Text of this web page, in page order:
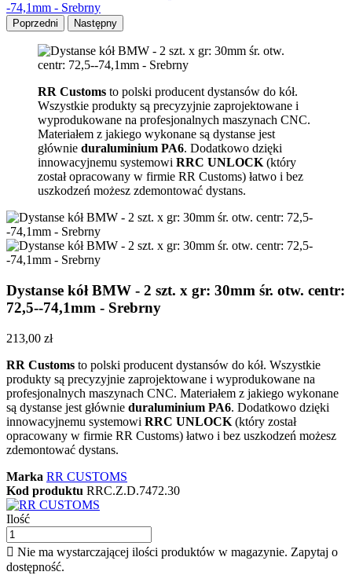
Poprzedni Następny
RR Customs to polski producent dystansów do kół.
Wszystkie produkty są precyzyjnie zaprojektowane i
wyprodukowane na profesjonalnych maszynach CNC.
Materiałem z jakiego wykonane są dystanse jest
głównie duraluminium PA6. Dodatkowo dzięki
innowacyjnemu systemowi RRC UNLOCK (który
został opracowany w firmie RR Customs) łatwo i bez
uszkodzeń możesz zdemontować dystans.
Dystanse kół BMW - 2 szt. x gr: 30mm śr. otw. centr:
72,5--74,1mm - Srebrny
213,00 zł
RR Customs to polski producent dystansów do kół. Wszystkie
produkty są precyzyjnie zaprojektowane i wyprodukowane na
profesjonalnych maszynach CNC. Materiałem z jakiego wykonane
są dystanse jest głównie duraluminium PA6. Dodatkowo dzięki
innowacyjnemu systemowi RRC UNLOCK (który został
opracowany w firmie RR Customs) łatwo i bez uszkodzeń możesz
zdemontować dystans.
Marka RR CUSTOMS
Kod produktu RRC.Z.D.7472.30
Ilość
 Nie ma wystarczającej ilości produktów w magazynie. Zapytaj o
dostępność.